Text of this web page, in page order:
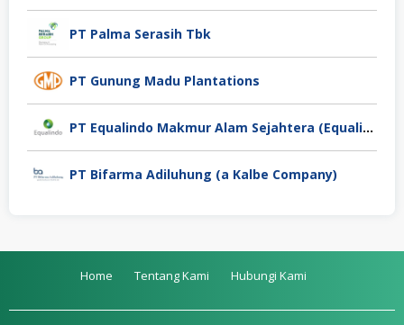
PT Palma Serasih Tbk
PT Gunung Madu Plantations
PT Equalindo Makmur Alam Sejahtera (Equalindo Group)
PT Bifarma Adiluhung (a Kalbe Company)
Home Tentang Kami Hubungi Kami